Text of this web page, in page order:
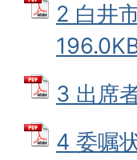
2 白井
3 出席
4 委嘱